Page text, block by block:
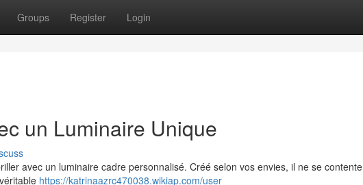
Groups Register Login
un Luminaire Unique
avec un luminaire cadre personnalisé. Créé selon vos envies, il ne se contente
https://katrinaazrc470038.wikiap.com/user